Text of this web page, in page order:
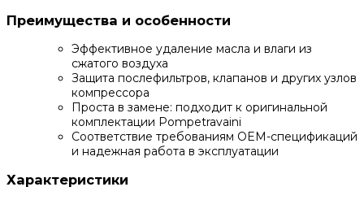
Преимущества и особенности
Эффективное удаление масла и влаги из
сжатого воздуха
Защита послефильтров, клапанов и других узлов
компрессора
Проста в замене: подходит к оригинальной
комплектации Pompetravaini
Соответствие требованиям OEM-спецификаций
и надежная работа в эксплуатации
Характеристики